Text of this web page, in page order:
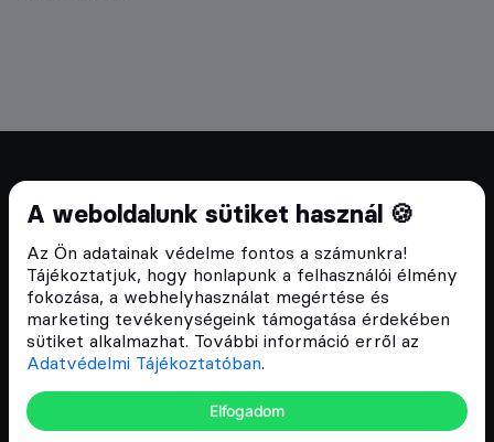
A weboldalunk sütiket használ 🍪
Az Ön adatainak védelme fontos a számunkra!
Tájékoztatjuk, hogy honlapunk a felhasználói élmény
fokozása, a webhelyhasználat megértése és
marketing tevékenységeink támogatása érdekében
sütiket alkalmazhat. További információ erről az
Adatvédelmi Tájékoztatóban.
Elfogadom
Cryptofalka 2018 óta
Szívünkön viseljük a blokklánc technológia
népszerűsítését Magyarországon, ezért 2018 óta a
Cryptofalka célja, hogy biztosítsa a hazai közösség
és vállalatok digitális oktatását és fejlődését.
Oldalak